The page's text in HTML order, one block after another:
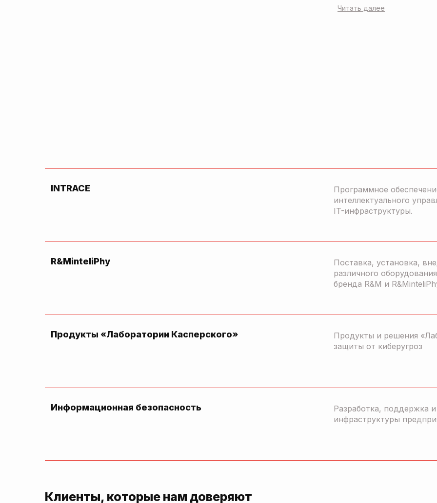
Читать далее
INTRACE
Программное
интеллектуального
IT-инфраструктуры.
R&MinteliPhy
Поставка, установка,
различного
бренда R&M и
Продукты «Лаборатории Касперского»
Продукты и решения
защиты от киберугроз
Информационная безопасность
Разработка, поддержка
инфраструктуры
Клиенты, которые нам доверяют